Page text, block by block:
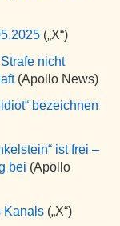
(„X“)
nicht
(Apollo News)
bezeichnen
ist frei –
bei (Apollo
Kanals („X“)